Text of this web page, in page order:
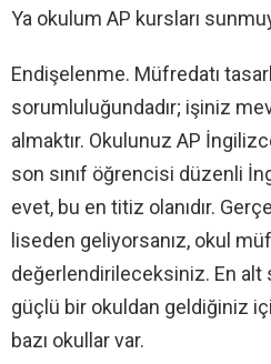
Ya okulum AP kursları
Endişelenme. Müfredatı
sorumluluğundadır; işiniz
almaktır. Okulunuz AP
son sınıf öğrencisi düzenli
evet, bu en titiz olanıdır.
liseden geliyorsanız, okul
değerlendirileceksiniz. En alt
güçlü bir okuldan geldiğiniz
bazı okullar var.